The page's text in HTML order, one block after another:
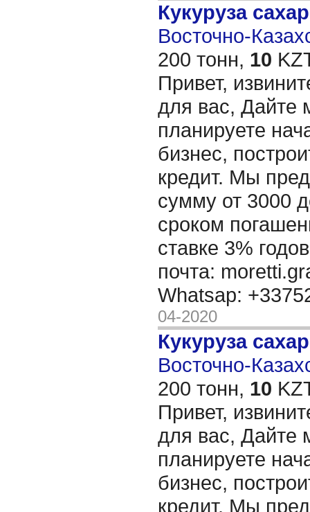
Кукуруза
Восточно-
200 тонн, 10
Привет,
для вас, Дайте
планируете
бизнес,
кредит. Мы
сумму от 3000
сроком
ставке 3%
почта:
Whatsap:
04-2020
Кукуруза
Восточно-
200 тонн, 10
Привет,
для вас, Дайте
планируете
бизнес,
кредит. Мы